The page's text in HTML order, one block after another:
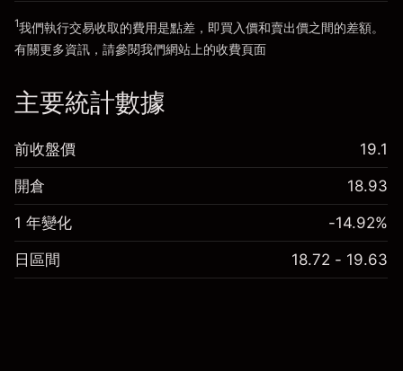
1我們執行交易收取的費用是點差，即買入價和賣出價之間的差額。
有關更多資訊，請參閱我們網站上的收費頁面
主要統計數據
前收盤價 19.1
開倉 18.93
1 年變化 -14.92%
日區間 18.72 - 19.63